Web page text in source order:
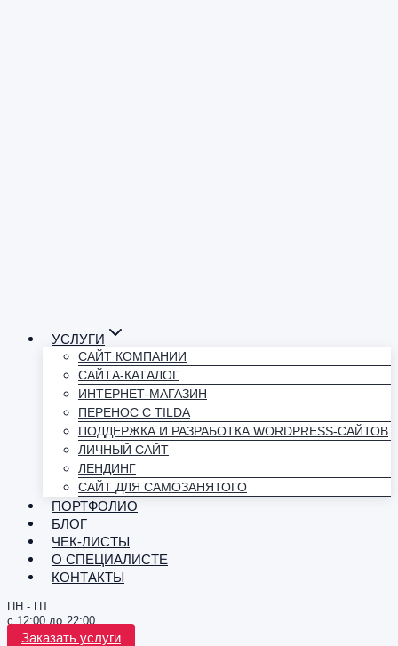
УСЛУГИ
САЙТ КОМПАНИИ
САЙТА-КАТАЛОГ
ИНТЕРНЕТ-МАГАЗИН
ПЕРЕНОС С TILDA
ПОДДЕРЖКА И РАЗРАБОТКА WORDPRESS-САЙТОВ
ЛИЧНЫЙ САЙТ
ЛЕНДИНГ
САЙТ ДЛЯ САМОЗАНЯТОГО
ПОРТФОЛИО
БЛОГ
ЧЕК-ЛИСТЫ
О СПЕЦИАЛИСТЕ
КОНТАКТЫ
ПН - ПТ
с 12:00 до 22:00
Заказать услуги